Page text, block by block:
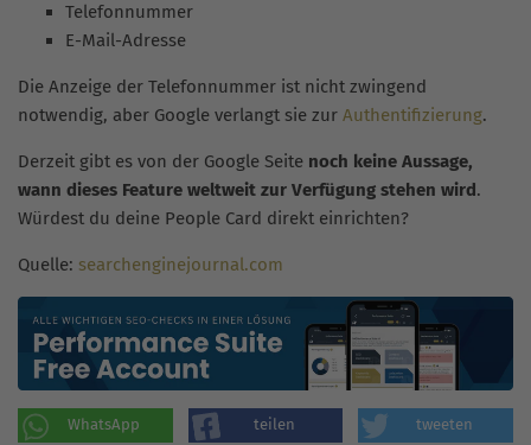
Telefonnummer
E-Mail-Adresse
Die Anzeige der Telefonnummer ist nicht zwingend
notwendig, aber Google verlangt sie zur Authentifizierung.
Derzeit gibt es von der Google Seite noch keine Aussage,
wann dieses Feature weltweit zur Verfügung stehen wird.
Würdest du deine People Card direkt einrichten?
Quelle: searchenginejournal.com
WhatsApp teilen tweeten